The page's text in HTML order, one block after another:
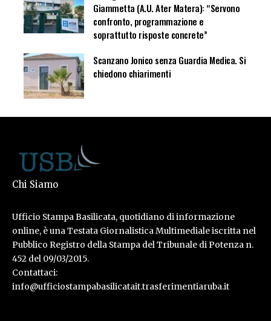
Giammetta (A.U. Ater Matera): “Servono
confronto, programmazione e
soprattutto risposte concrete”
Scanzano Jonico senza Guardia Medica. Si
chiedono chiarimenti
Chi Siamo
Ufficio Stampa Basilicata, quotidiano di informazione
online, è una Testata Giornalistica Multimediale iscritta nel
Pubblico Registro della Stampa del Tribunale di Potenza n.
452 del 09/03/2015.
Contattaci:
info@ufficiostampabasilicatait.trasferimentiaruba.it